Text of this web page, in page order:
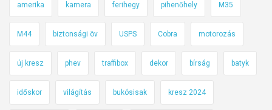
amerika kamera ferihegy pihenőhely M35
M44 biztonsági öv USPS Cobra motorozás
új kresz phev traffibox dekor bírság batyk
időskor világítás bukósisak kresz 2024